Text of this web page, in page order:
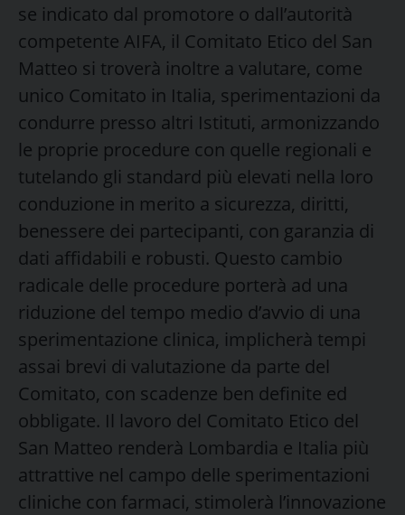
se indicato dal promotore o dall’autorità
competente AIFA, il Comitato Etico del San
Matteo si troverà inoltre a valutare, come
unico Comitato in Italia, sperimentazioni da
condurre presso altri Istituti, armonizzando
le proprie procedure con quelle regionali e
tutelando gli standard più elevati nella loro
conduzione in merito a sicurezza, diritti,
benessere dei partecipanti, con garanzia di
dati affidabili e robusti. Questo cambio
radicale delle procedure porterà ad una
riduzione del tempo medio d’avvio di una
sperimentazione clinica, implicherà tempi
assai brevi di valutazione da parte del
Comitato, con scadenze ben definite ed
obbligate. Il lavoro del Comitato Etico del
San Matteo renderà Lombardia e Italia più
attrattive nel campo delle sperimentazioni
cliniche con farmaci, stimolerà l’innovazione